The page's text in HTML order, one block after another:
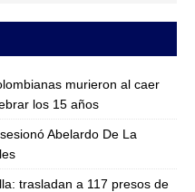
murieron al caer
los 15 años
Abelardo De La
trasladan a 117 presos de